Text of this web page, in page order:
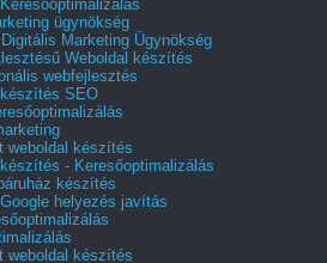
ügynökség
Marketing Ügynökség
Weboldal készítés
webfejlesztés
SEO
weboldal készítés
- Keresőoptimalizálás
készítés
helyezés javítás
weboldal készítés